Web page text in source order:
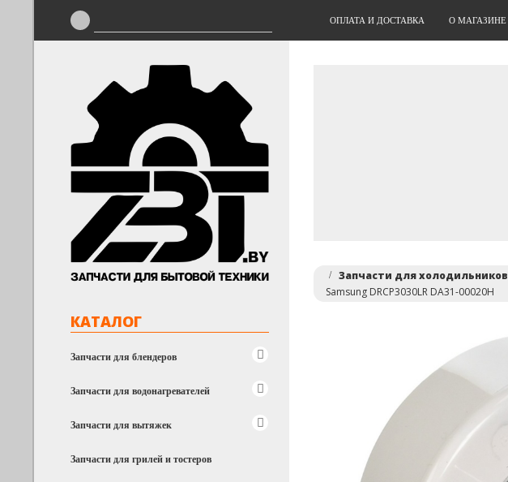
ОПЛАТА И ДОСТАВКА О МАГАЗИНЕ
КАТАЛОГ
Запчасти для блендеров
Запчасти для водонагревателей
Запчасти для вытяжек
Запчасти для грилей и тостеров
Запчасти для холодильников
Samsung DRCP3030LR DA31-00020H